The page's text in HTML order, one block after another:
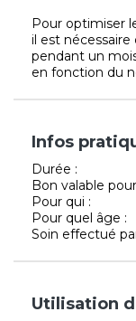
Pour optimiser
il est
pendant un
en fonction du
Infos
Durée :
Bon valable
Pour qui :
Pour quel âge :
Soin effectué
Utilisation